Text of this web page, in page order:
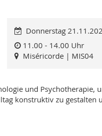
Donnerstag
11.00 - 14.00 Uhr
Miséricorde | MIS04
und Psychotherapie,
konstruktiv zu gestalten